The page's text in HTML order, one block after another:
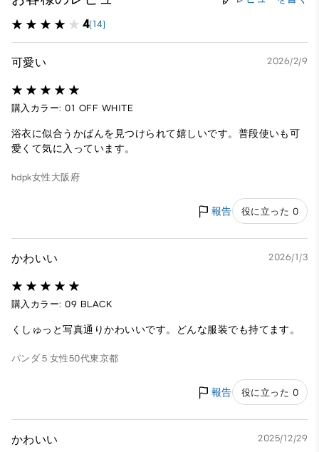
4(14)
可愛い 2026/2/9
購入カラー: 01 OFF WHITE
浴衣に似合うかばんを見つけられて嬉しいです。普段使いも可
愛くて気に入っています。
hdpk女性 大阪府
報告 役に立った 0
かわいい 2026/1/3
購入カラー: 09 BLACK
くしゅっと写真通りかわいいです。どんな服装でも持てます。
パンダ５ 女性50代東京都
報告 役に立った 0
かわいい 2025/12/29